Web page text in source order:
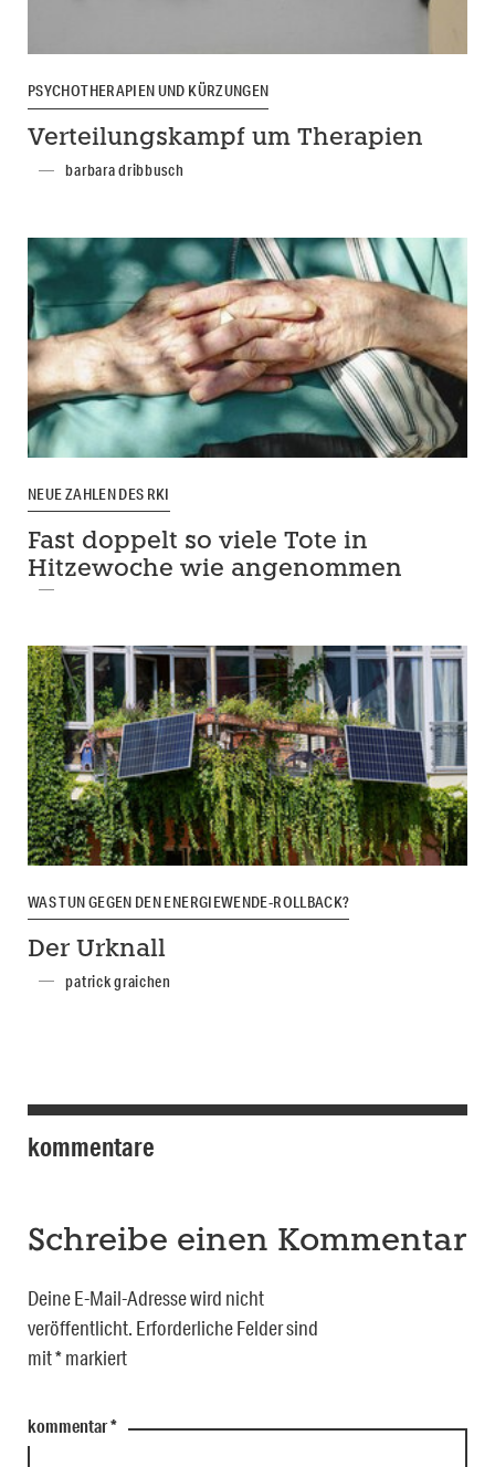
PSYCHOTHERAPIEN UND KÜRZUNGEN
Verteilungskampf um Therapien
barbara dribbusch
NEUE ZAHLEN DES RKI
Fast doppelt so viele Tote in
Hitzewoche wie angenommen
WAS TUN GEGEN DEN ENERGIEWENDE-ROLLBACK?
Der Urknall
patrick graichen
kommentare
Schreibe einen Kommentar
Deine E-Mail-Adresse wird nicht
veröffentlicht. Erforderliche Felder sind
mit*markiert
kommentar*